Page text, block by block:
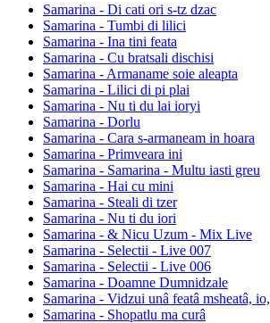
Samarina - Di cati ori s-tz dzac
Samarina - Tumbi di lilici
Samarina - Ina tini feata
Samarina - Cu bratsali dischisi
Samarina - Armaname soie aleapta
Samarina - Lilici di pi plai
Samarina - Nu ti du lai ioryi
Samarina - Dorlu
Samarina - Cara s-armaneam in hoara
Samarina - Primveara ini
Samarina - Samarina - Multu iasti greu
Samarina - Hai cu mini
Samarina - Steali di tzer
Samarina - Nu ti du iori
Samarina - & Nicu Uzum - Mix Live
Samarina - Selectii - Live 007
Samarina - Selectii - Live 006
Samarina - Doamne Dumnidzale
Samarina - Vidzui unâ featâ msheatâ, io,
Samarina - Shopatlu ma curâ